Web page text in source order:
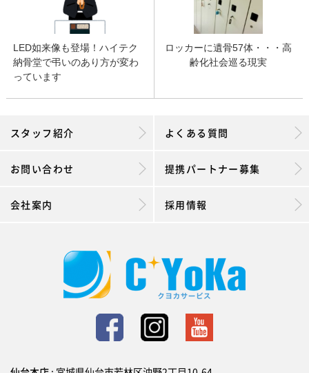
LED如来像も登場！ハイテク
納骨堂で弔いのあり方が変わ
っています
ロッカーに遺骨57体・・・高
齢化社会巡る現実
スタッフ紹介 よくある質問
お問い合わせ 提携パートナー募集
会社案内 採用情報